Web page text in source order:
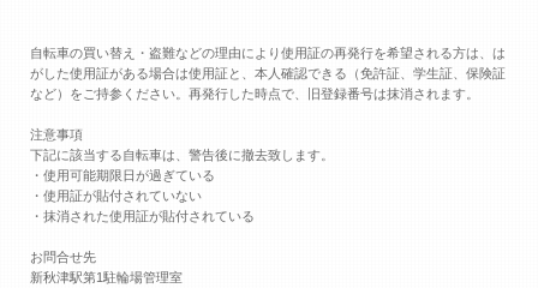
自転車の買い替え・盗難などの理由により使用証の再発行を希望される方は、は
がした使用証がある場合は使用証と、本人確認できる（免許証、学生証、保険証
など）をご持参ください。再発行した時点で、旧登録番号は抹消されます。
注意事項
下記に該当する自転車は、警告後に撤去致します。
・使用可能期限日が過ぎている
・使用証が貼付されていない
・抹消された使用証が貼付されている
お問合せ先
新秋津駅第1駐輪場管理室